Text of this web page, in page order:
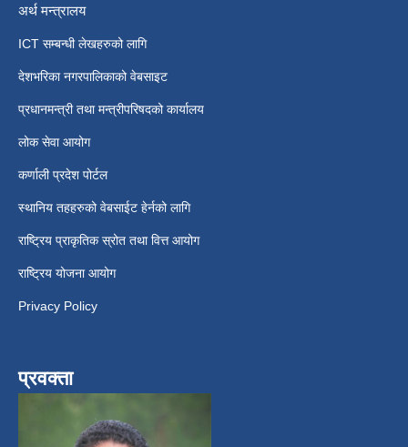
अर्थ मन्त्रालय
ICT सम्बन्धी लेखहरुको लागि
देशभरिका नगरपालिकाको वेबसाइट
प्रधानमन्त्री तथा मन्त्रीपरिषदको कार्यालय
लोक सेवा आयोग
कर्णाली प्रदेश पोर्टल
स्थानिय तहहरुको वेबसाईट हेर्नको लागि
राष्ट्रिय प्राकृतिक स्रोत तथा वित्त आयोग
राष्ट्रिय योजना आयोग
Privacy Policy
प्रवक्ता